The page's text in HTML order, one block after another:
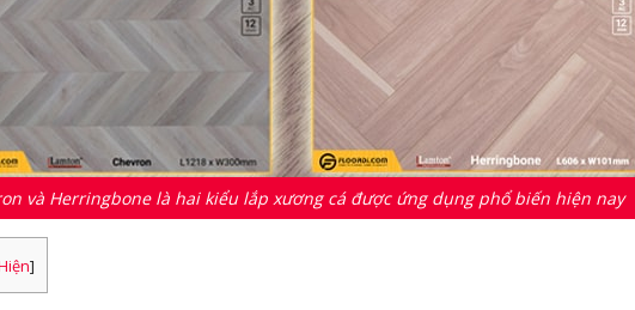
và Herringbone là hai kiểu lắp xương cá được ứng dụng phổ biến hiện nay
]